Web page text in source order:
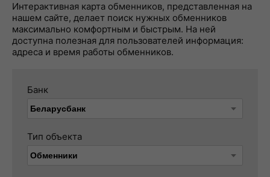
Интерактивная карта обменников, представленная на
нашем сайте, делает поиск нужных обменников
максимально комфортным и быстрым. На ней
доступна полезная для пользователей информация:
адреса и время работы обменников.
Банк
Тип объекта